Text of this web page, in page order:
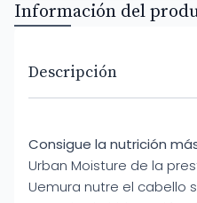
Información del
Descripción
Consigue la nutrición
Urban Moisture de la
Uemura nutre el cabello